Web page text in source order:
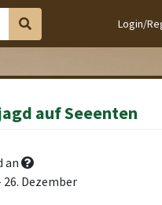
Login/
auf Seeenten
an
Dezember